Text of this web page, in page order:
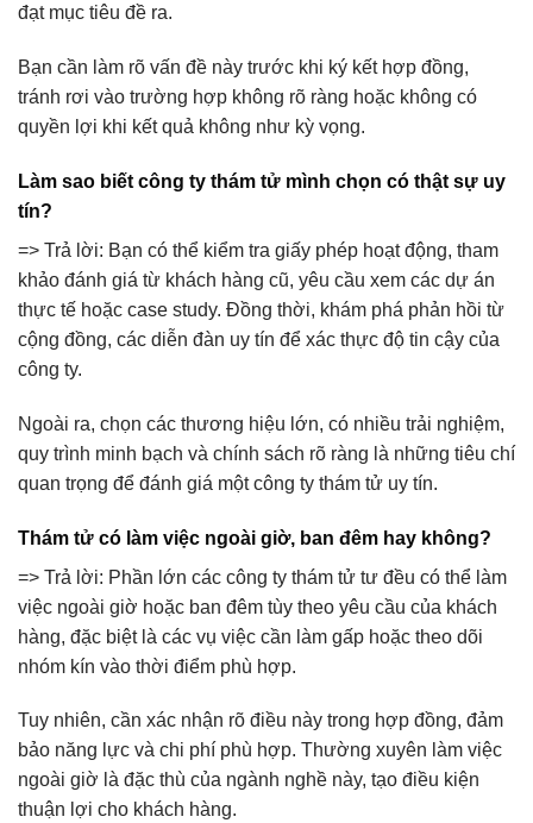
đạt mục tiêu đề ra.
Bạn cần làm rõ vấn đề này trước khi ký kết hợp đồng,
tránh rơi vào trường hợp không rõ ràng hoặc không có
quyền lợi khi kết quả không như kỳ vọng.
Làm sao biết công ty thám tử mình chọn có thật sự uy
tín?
=> Trả lời: Bạn có thể kiểm tra giấy phép hoạt động, tham
khảo đánh giá từ khách hàng cũ, yêu cầu xem các dự án
thực tế hoặc case study. Đồng thời, khám phá phản hồi từ
cộng đồng, các diễn đàn uy tín để xác thực độ tin cậy của
công ty.
Ngoài ra, chọn các thương hiệu lớn, có nhiều trải nghiệm,
quy trình minh bạch và chính sách rõ ràng là những tiêu chí
quan trọng để đánh giá một công ty thám tử uy tín.
Thám tử có làm việc ngoài giờ, ban đêm hay không?
=> Trả lời: Phần lớn các công ty thám tử tư đều có thể làm
việc ngoài giờ hoặc ban đêm tùy theo yêu cầu của khách
hàng, đặc biệt là các vụ việc cần làm gấp hoặc theo dõi
nhóm kín vào thời điểm phù hợp.
Tuy nhiên, cần xác nhận rõ điều này trong hợp đồng, đảm
bảo năng lực và chi phí phù hợp. Thường xuyên làm việc
ngoài giờ là đặc thù của ngành nghề này, tạo điều kiện
thuận lợi cho khách hàng.